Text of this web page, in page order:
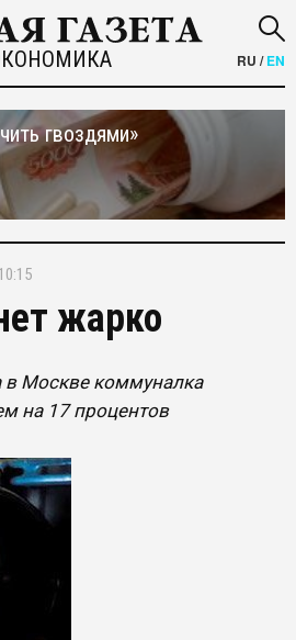
RU /EN
гвоздями»
жарко
в Москве коммуналка
на 17 процентов